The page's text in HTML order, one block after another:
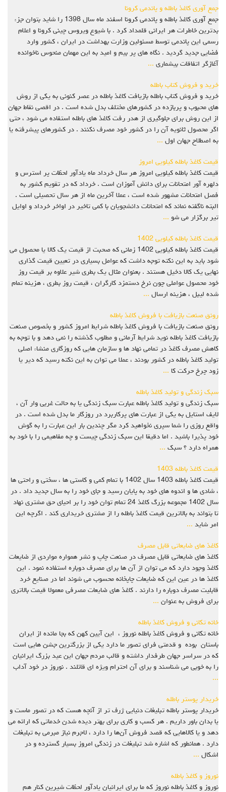
جمع آوری کاغذ باطله و پاندمی کرونا
جمع آوری کاغذ باطله و پاندمی کرونا اسفند ماه سال 1398 را شاید بتوان جزء
بدترین خاطرات هر ایرانی قلمداد کرد . با شیوع ویروس چینی کرونا و اعلام
رسمی این پاندمی توسط مسئولین وزارت بهداشت در ایران ، کشور وارد
فضایی جدید گردید . نگاه های پر بیم و امید به این مهمان منحوس ناخوانده
آغازگر اتفاقات بیشماری ...
خرید و فروش کتاب باطله
خرید و فروش کتاب باطله بازیافت کاغذ باطله در عصر کنونی به یکی از روش
های محبوب و پربازده در کشورهای مختلف بدل شده است . در اقصی نقاط جهان
از این روش برای جلوگیری از هدر رفت کاغذ های باطله استفاده می شود ، حتی
اگر محصول ثانویه آن را در کشور خود مصرف نکنند . در کشورهای پیشرفته یا
به اصطلاح جهان اول ...
قیمت کاغذ باطله کیلویی امروز
قیمت کاغذ باطله کیلویی امروز هر سال خرداد ماه یادآور لحظات پر استرس و
دلهره آور امتحانات برای دانش آموزان است . خرداد که در تقویم کشور به
فصل امتحانات مشهور شده است ، عملا آخرین ماه از هر سال تحصیلی است .
البته ناگفته نماند که امتحانات دانشجویان با کمی تاخیر در اواخر خرداد و اوایل
تیر برگزار می شو ...
قیمت کاغذ باطله کیلویی 1402
قیمت کاغذ باطله کیلویی 1402 زمانی که صحبت از قیمت یک کالا یا محصول می
شود باید به این نکته توجه داشت که عوامل بسیاری در تعیین قیمت گذاری
نهایی یک کالا دخیل هستند . بعنوان مثال یک بطری شیر علاوه بر قیمت روز
خود محصول عواملی چون نرخ دستمزد کارگران ، قیمت روز بطری ، هزینه تمام
شده لیبل ، هزینه ارسال ...
رونق صنعت بازیافت با فروش کاغذ باطله
رونق صنعت بازیافت با فروش کاغذ باطله شرایط امروز کشور و بخصوص صنعت
بازیافت کاغذ باطله نوید شرایط آرمانی و مطلوب گذشته را نمی دهد و با توجه به
کاهش مصرف کاغذ در تمامی نهاد ها و سازمان هایی که روزگاری منشاء اصلی
تولید کاغذ باطله در کشور بودند ، عملا می توان به این نکته رسید که دیر یا
زود چرخ حرکت کا ...
سبک زندگی و تولید کاغذ باطله
سبک زندگی و تولید کاغذ باطله عبارت سبک زندگی یا به حالت غربی وار آن ،
لایف استایل به یکی از عبارت های پرکاربرد در روزگار ما بدل شده است . در
واقع روزی را شما سپری نخواهید کرد مگر چندین بار این عبارت را به گوش
خود پذیرا باشید . اما دقیقا این سبک زندگی چیست و چه مفاهیمی را با خود به
همراه دارد ؟ سبک ...
قیمت کاغذ باطله 1403
قیمت کاغذ باطله 1403 سال 1402 با تمام کمی و کاستی ها ، سختی و راحتی ها
، شادی ها و اندوه های خود به پایان رسید و جای خود را به سال جدید داد . در
سال 1402 مجموعه بزرگ کاغذ 24 تمام توان خود را بر احیای حق مشتری نهاد
تا بتواند به بالاترین قیمت کاغذ باطله را از مشتری خریداری کند . اگرچه این
امر شاید ...
کاغذ های ضایعاتی قابل مصرف
کاغذ های ضایعاتی قابل مصرف در صنعت چاپ و نشر همواره مواردی از ضایعات
کاغذ وجود دارد که می توان از آن ها برای مصرف دوباره استفاده نمود . این
کاغذ ها در عین این که ضایعات چاپخانه محسوب می شوند اما در صنایع خرد
قابلیت مصرف دوباره را دارند . کاغذ های ضایعات مصرفی معمولا قیمت بالاتری
برای فروش به عنوان ...
خانه تکانی و فروش کاغذ باطله
خانه تکانی و فروش کاغذ باطله نوروز ، این آیین کهن که بجا مانده از ایران
باستان بوده و قدمتی فرای تصور ما دارد یکی از بزرگترین جشن هایی است
که در سراسر جهان طرفدار داشته و قالب مردم جهان این عید بزرگ ایرانیان
را به خوبی می شناسند و برای آن احترام ویژه ای قائلند . نوروز در خود آداب
...
خریدار پوستر باطله
خریدار پوستر باطله تبلیغات دنیایی ژرف تر از آنچه هست که در تصور ماست و
یا بدان باور داریم . هر کسب و کاری برای بهتر دیده شدن خدماتی که ارائه می
دهد و یا کالاهایی که قصد فروش آن‌ها را دارد ، لاجرم نیاز مبرمی به تبلیغات
دارد . همانطور که اشاره شد تبلیغات در زندگی امروز بسیار گسترده و در
اشکال ...
نوروز و کاغذ باطله
نوروز و کاغذ باطله نوروز که ما برای ایرانیان یادآور لحظات شیرین کنار هم